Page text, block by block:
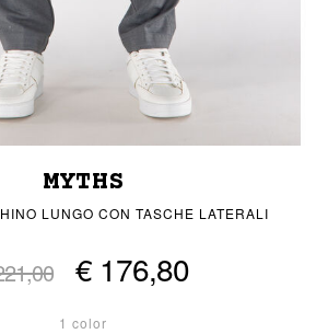
MYTHS
LUNGO CON TASCHE LATERALI
€ 176,80
1 color